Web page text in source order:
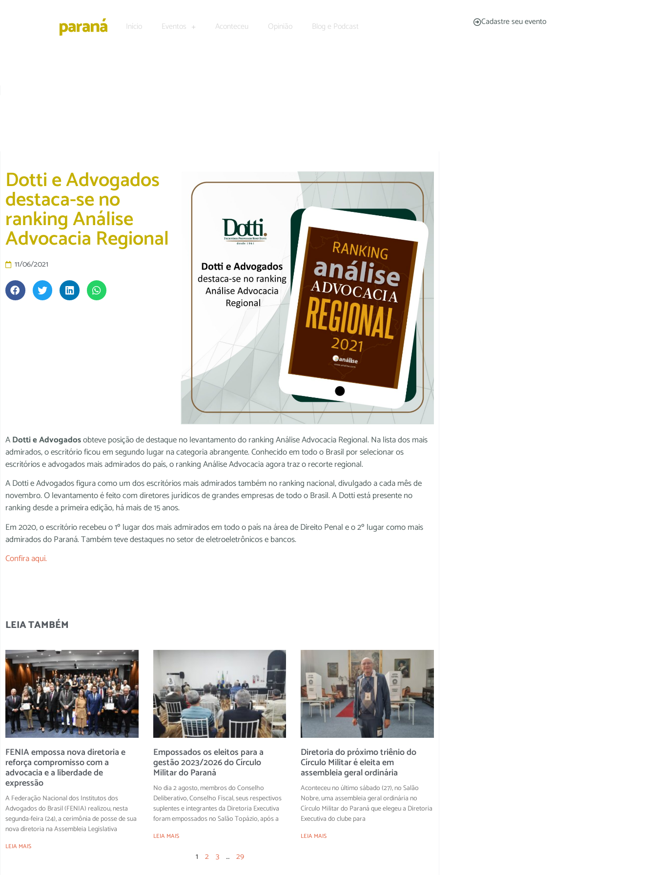
Início Eventos Aconteceu Opinião Blog e Podcast Cadastre seu evento
Dotti e Advogados
destaca-se no
ranking Análise
Advocacia Regional
11/06/2021
ADotti e Advogadosobteve posição de destaque no levantamento do ranking Análise Advocacia Regional. Na lista dos mais
admirados, o escritório ficou em segundo lugar na categoria abrangente. Conhecido em todo o Brasil por selecionar os
escritórios e advogados mais admirados do país, o ranking Análise Advocacia agora traz o recorte regional.
A Dotti e Advogados figura como um dos escritórios mais admirados também no ranking nacional, divulgado a cada mês de
novembro. O levantamento é feito com diretores jurídicos de grandes empresas de todo o Brasil. A Dotti está presente no
ranking desde a primeira edição, há mais de 15 anos.
Em 2020, o escritório recebeu o 1º lugar dos mais admirados em todo o país na área de Direito Penal e o 2º lugar como mais
admirados do Paraná. Também teve destaques no setor de eletroeletrônicos e bancos.
Confira aqui.
LEIA TAMBÉM
FENIA empossa nova diretoria e
reforça compromisso com a
advocacia e a liberdade de
expressão
A Federação Nacional dos Institutos dos
Advogados do Brasil (FENIA) realizou, nesta
segunda-feira (24), a cerimônia de posse de sua
nova diretoria na Assembleia Legislativa
LEIA MAIS
Empossados os eleitos para a
gestão 2023/2026 do Círculo
Militar do Paraná
No dia 2 agosto, membros do Conselho
Deliberativo, Conselho Fiscal, seus respectivos
suplentes e integrantes da Diretoria Executiva
foram empossados no Salão Topázio, após a
LEIA MAIS
Diretoria do próximo triênio do
Círculo Militar é eleita em
assembleia geral ordinária
Aconteceu no último sábado (27), no Salão
Nobre, uma assembleia geral ordinária no
Círculo Militar do Paraná que elegeu a Diretoria
Executiva do clube para
LEIA MAIS
1 2 3 … 29